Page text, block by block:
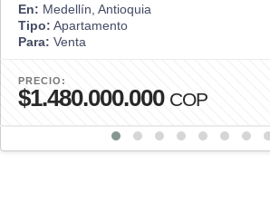
En: Medellín, Antioquia
Tipo: Apartamento
Para: Venta
PRECIO:
$1.480.000.000 COP